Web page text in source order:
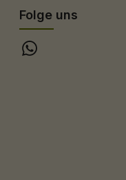
Folge uns